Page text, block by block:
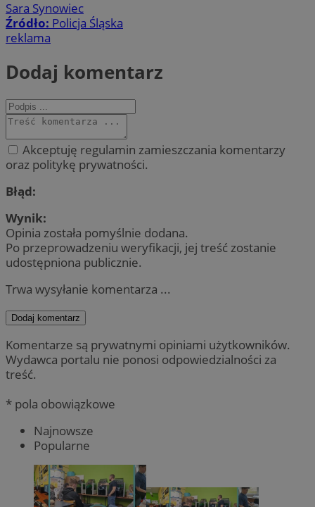
Sara Synowiec
Źródło: Policja Śląska
reklama
Dodaj komentarz
Akceptuję regulamin zamieszczania komentarzy
oraz politykę prywatności.
Błąd:
Wynik:
Opinia została pomyślnie dodana.
Po przeprowadzeniu weryfikacji, jej treść zostanie
udostępniona publicznie.
Trwa wysyłanie komentarza ...
Dodaj komentarz
Komentarze są prywatnymi opiniami użytkowników.
Wydawca portalu nie ponosi odpowiedzialności za
treść.
* pola obowiązkowe
Najnowsze
Popularne